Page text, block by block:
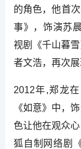
的角色，他首
事》，饰演苏
视剧《千山暮
者文浩，再次展
2012年,郑龙在
《如意》中，
色让他在观众
狐自制网络剧